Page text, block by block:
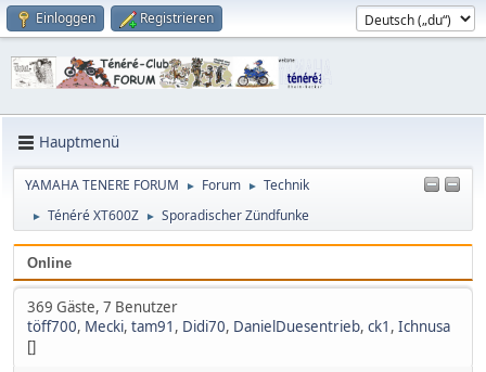
Einloggen Registrieren
Hauptmenü
YAMAHA TENERE FORUM ► Forum ► Technik
► Ténéré XT600Z ► Sporadischer Zündfunke
Online
369 Gäste, 7 Benutzer
töff700, Mecki, tam91 , Didi70, DanielDuesentrieb, ck1 , Ichnusa
[]